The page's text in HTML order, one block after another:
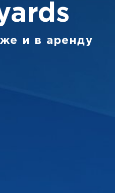
и в аренду